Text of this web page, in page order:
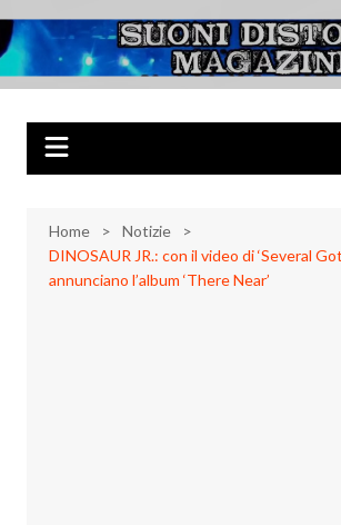
al
contenuto
Musica Rock, Metal, Punk e varie sonorità
Home
Notizie
DINOSAUR JR.: con il video di ‘Several
annunciano l’album ‘There Near’